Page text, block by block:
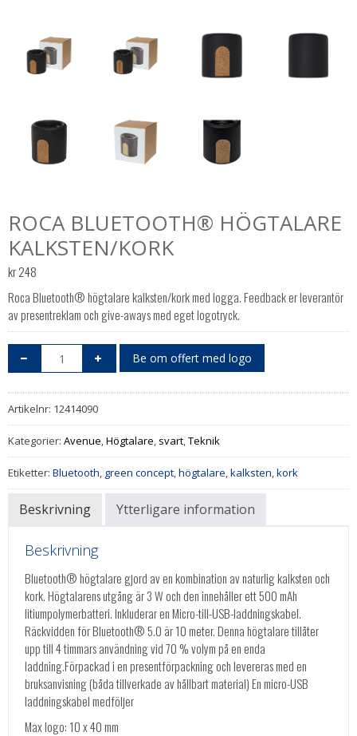
ROCA BLUETOOTH® HÖGTALARE
KALKSTEN/KORK
kr248
Roca Bluetooth® högtalare kalksten/kork med logga. Feedback er leverantör
av presentreklam och give-aways med eget logotryck.
Be om offert med logo
Artikelnr: 12414090
Kategorier: Avenue,Högtalare, svart,Teknik
Etiketter: Bluetooth, green concept,högtalare,kalksten,kork
Beskrivning Ytterligare information
Beskrivning
Bluetooth® högtalare gjord av en kombination av naturlig kalksten och
kork. Högtalarens utgång är 3 W och den innehåller ett 500 mAh
litiumpolymerbatteri. Inkluderar en Micro-till-USB-laddningskabel.
Räckvidden för Bluetooth® 5.0 är 10 meter. Denna högtalare tillåter
upp till 4 timmars användning vid 70 % volym på en enda
laddning.Förpackad i en presentförpackning och levereras med en
bruksanvisning (båda tillverkade av hållbart material) En micro-USB
laddningskabel medföljer
Max logo: 10 x 40 mm